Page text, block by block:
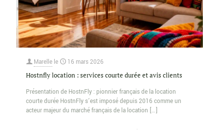
Marelle le 16 mars 2026
Hostnfly location : services courte durée et avis clients
Présentation de HostnFly : pionnier français de la location
courte durée HostnFly s’est imposé depuis 2016 comme un
acteur majeur du marché français de la location […]